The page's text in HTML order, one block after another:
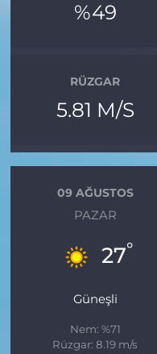
%49
RÜZGAR
5.81 M/S
09 AĞUSTOS
PAZAR
27°
Güneşli
Nem: %71
Rüzgar: 8.19 m/s